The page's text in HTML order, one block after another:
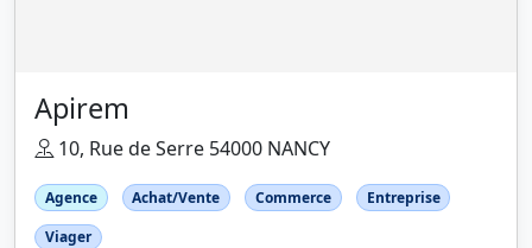
Apirem
10, Rue de Serre 54000 NANCY
Agence Achat/Vente Commerce
Entreprise
Viager